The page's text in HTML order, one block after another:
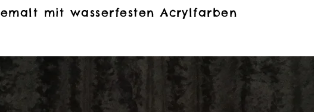
mit wasserfesten Acrylfarben
mit wasserfesten Acrylfarben